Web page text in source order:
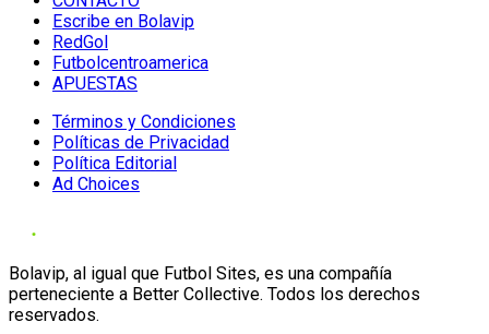
Escribe en Bolavip
RedGol
Futbolcentroamerica
APUESTAS
Términos y Condiciones
Políticas de Privacidad
Política Editorial
Ad Choices
Bolavip, al igual que Futbol Sites, es una compañía
perteneciente a Better Collective. Todos los derechos
reservados.